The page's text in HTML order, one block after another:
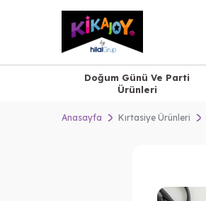
Doğum Günü Ve Parti
Ürünleri
Anasayfa Kırtasiye Ürünleri